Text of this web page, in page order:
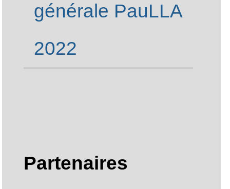
générale PauLLA
2022
Partenaires